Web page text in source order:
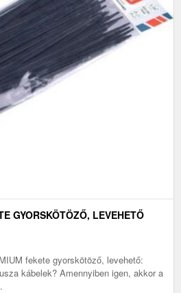
GYORSKÖTÖZŐ, LEVEHETŐ
fekete gyorskötöző, levehető:
kábelek? Amennyiben igen, akkor a